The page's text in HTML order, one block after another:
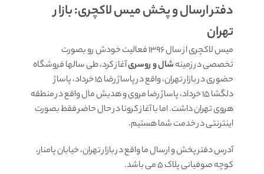
دفتر ارسال و پخش میس لاکچری: بازار
تهران
میس لاکچری از سال 1396 فعالیت خودش رو بصورت
تخصصی در زمینهشال و روسریآغاز کرد، طی سالها فروشگاه
حضوری در بازار تهران، واقع در پاساژ رضا 15 خرداد، پاساژ
دلگشا 15 خرداد، پاساژ رضا مروی و هدیش مال واقع در منطقه
هروی تهران داشت. اما با آغاز کرونا در حال حاضر فقط بصورت
اینترنتی در خدمت شما هستیم.
آدرس دفتر پخش و ارسال ما واقع در بازار تهران، خیابان پامنار،
کوچه صوفیانی پلاک 5 می باشد.